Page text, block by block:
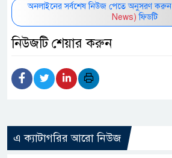
অনলাইনের সর্বশেষ নিউজ পেতে অনুসরণ করুন
News) ফিডটি
নিউজটি শেয়ার করুন
এ ক্যাটাগরির আরো নিউজ